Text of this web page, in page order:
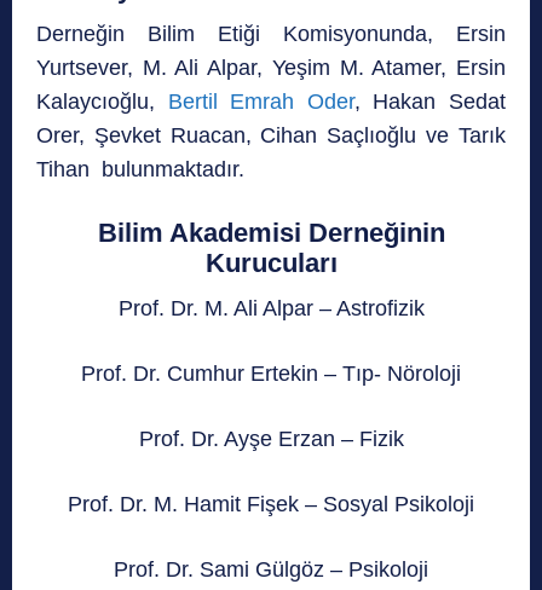
Derneğin Bilim Etiği Komisyonunda, Ersin
Yurtsever, M. Ali Alpar, Yeşim M. Atamer, Ersin
Kalaycıoğlu, Bertil Emrah Oder, Hakan Sedat
Orer, Şevket Ruacan, Cihan Saçlıoğlu ve Tarık
Tihan bulunmaktadır.
Bilim Akademisi Derneğinin
Kurucuları
Prof. Dr. M. Ali Alpar – Astrofizik
Prof. Dr. Cumhur Ertekin – Tıp- Nöroloji
Prof. Dr. Ayşe Erzan – Fizik
Prof. Dr. M. Hamit Fişek – Sosyal Psikoloji
Prof. Dr. Sami Gülgöz – Psikoloji